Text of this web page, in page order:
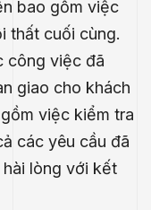
bao gồm việc
thất cuối cùng.
công việc đã
giao cho khách
việc kiểm tra
các yêu cầu đã
lòng với kết